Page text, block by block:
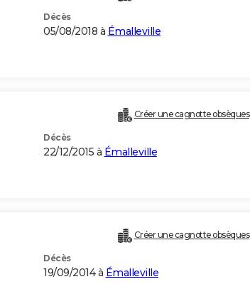
Décès
05/08/2018 à Émalleville
Créer une cagnotte obsèques
Décès
22/12/2015 à Émalleville
Créer une cagnotte obsèques
Décès
19/09/2014 à Émalleville